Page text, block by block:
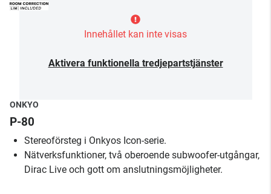
Innehållet kan inte visas
Aktivera funktionella tredjepartstjänster
ONKYO
P-80
Stereoförsteg i Onkyos Icon-serie.
Nätverksfunktioner, två oberoende subwoofer-utgångar,
Dirac Live och gott om anslutningsmöjligheter.